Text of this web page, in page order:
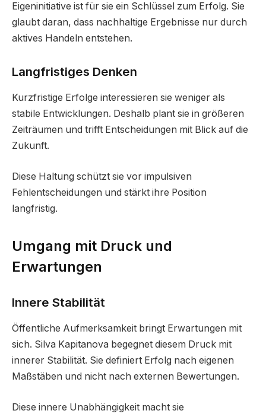
Eigeninitiative ist für sie ein Schlüssel zum Erfolg. Sie
glaubt daran, dass nachhaltige Ergebnisse nur durch
aktives Handeln entstehen.
Langfristiges Denken
Kurzfristige Erfolge interessieren sie weniger als
stabile Entwicklungen. Deshalb plant sie in größeren
Zeiträumen und trifft Entscheidungen mit Blick auf die
Zukunft.
Diese Haltung schützt sie vor impulsiven
Fehlentscheidungen und stärkt ihre Position
langfristig.
Umgang mit Druck und
Erwartungen
Innere Stabilität
Öffentliche Aufmerksamkeit bringt Erwartungen mit
sich. Silva Kapitanova begegnet diesem Druck mit
innerer Stabilität. Sie definiert Erfolg nach eigenen
Maßstäben und nicht nach externen Bewertungen.
Diese innere Unabhängigkeit macht sie